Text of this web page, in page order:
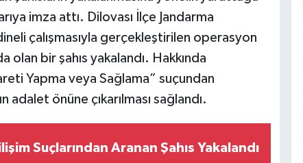
imza attı. Dilovası İlçe Jandarma
çalışmasıyla gerçekleştirilen operasyon
bir şahıs yakalandı. Hakkında
Yapma veya Sağlama” suçundan
adalet önüne çıkarılması sağlandı.
Suçlarından Aranan Şahıs Yakalandı